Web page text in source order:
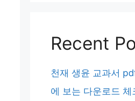
Recent
천재 생윤 교과서
에 보는 다운로드 체